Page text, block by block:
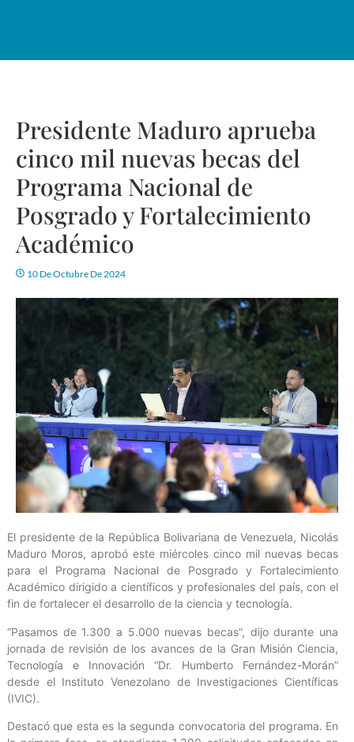
Presidente Maduro aprueba
cinco mil nuevas becas del
Programa Nacional de
Posgrado y Fortalecimiento
Académico
10 De Octubre De 2024
El presidente de la República Bolivariana de Venezuela, Nicolás
Maduro Moros, aprobó este miércoles cinco mil nuevas becas
para el Programa Nacional de Posgrado y Fortalecimiento
Académico dirigido a científicos y profesionales del país, con el
fin de fortalecer el desarrollo de la ciencia y tecnología.
“Pasamos de 1.300 a 5.000 nuevas becas”, dijo durante una
jornada de revisión de los avances de la Gran Misión Ciencia,
Tecnología e Innovación “Dr. Humberto Fernández-Morán”
desde el Instituto Venezolano de Investigaciones Científicas
(IVIC).
Destacó que esta es la segunda convocatoria del programa. En